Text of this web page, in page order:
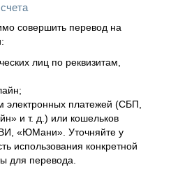
совершить перевод на
лиц по реквизитам,
электронных платежей (СБП,
и т. д.) или кошельков
«ЮМани». Уточняйте у
использования конкретной
для перевода.